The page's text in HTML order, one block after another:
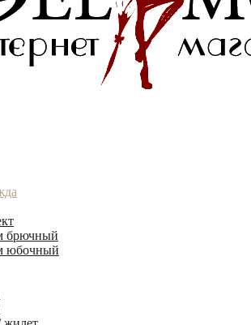
брючный
юбочный